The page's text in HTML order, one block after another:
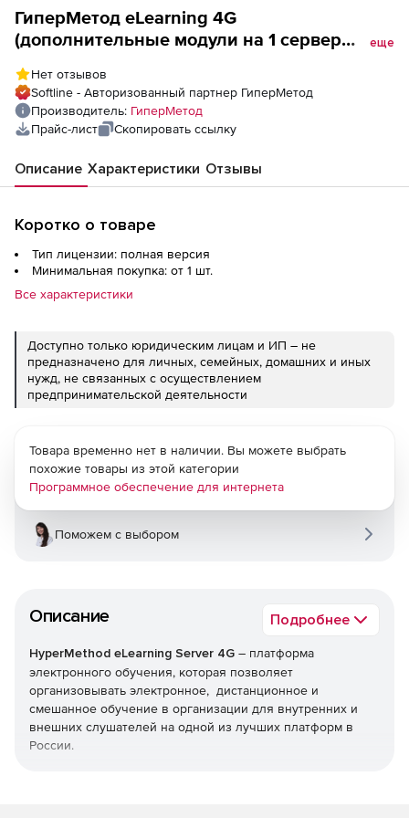
ГиперМетод eLearning 4G
(дополнительные модули на 1 сервер
оценивания
еще
Нет отзывов
Softline - Авторизованный партнер ГиперМетод
Производитель: ГиперМетод
Прайс-лист
Скопировать ссылку
Описание Характеристики Отзывы
Коротко о товаре
Тип лицензии: полная версия
Минимальная покупка: от 1 шт.
Все характеристики
Доступно только юридическим лицам и ИП – не
предназначено для личных, семейных, домашних и иных
нужд, не связанных с осуществлением
предпринимательской деятельности
Описание Подробнее
HyperMethod eLearning Server 4G – платформа
электронного обучения, которая позволяет
организовывать электронное, дистанционное и
смешанное обучение в организации для внутренних и
внешних слушателей на одной из лучших платформ в
России.
Товара временно нет в наличии. Вы можете выбрать
похожие товары из этой категории
Программное обеспечение для интернета
Поможем с выбором